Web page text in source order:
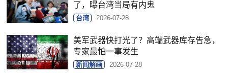
了，曝台湾当局有内鬼
台湾 2026-07-28
美军武器快打光了？高端武器库存告急，
专家最怕一事发生
新闻解画 2026-07-28